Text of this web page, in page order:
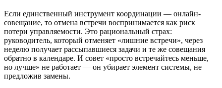
Если единственный инструмент координации — онлайн-
совещание, то отмена встречи воспринимается как риск
потери управляемости. Это рациональный страх:
руководитель, который отменяет «лишние встречи», через
неделю получает рассыпавшиеся задачи и те же совещания
обратно в календаре. И совет «просто встречайтесь меньше,
но лучше» не работает — он убирает элемент системы, не
предложив замены.